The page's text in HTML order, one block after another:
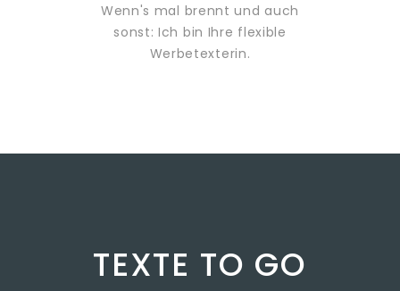
Wenn's mal brennt und auch
sonst: Ich bin Ihre flexible
Werbetexterin.
TEXTE TO GO